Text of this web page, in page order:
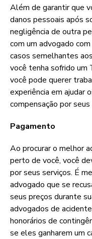
Além de garantir que
danos pessoais após
negligência de outra
com um advogado
casos semelhantes
você tenha sofrido um
você pode querer
experiência em ajudar
compensação por
Pagamento
Ao procurar o melhor
perto de você, você
por seus serviços. É
advogado que se
seus preços durante
advogados de
honorários de
se eles ganharem um